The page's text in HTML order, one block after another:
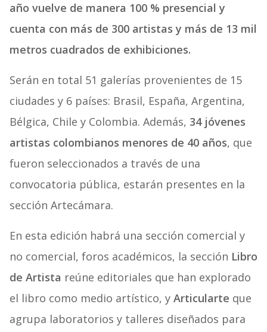
año vuelve de manera 100 % presencial y
cuenta con más de 300 artistas y más de 13 mil
metros cuadrados de exhibiciones.
Serán en total 51 galerías provenientes de 15
ciudades y 6 países: Brasil, España, Argentina,
Bélgica, Chile y Colombia. Además, 34 jóvenes
artistas colombianos menores de 40 años, que
fueron seleccionados a través de una
convocatoria pública, estarán presentes en la
sección Artecámara.
En esta edición habrá una sección comercial y
no comercial, foros académicos, la sección Libro
de Artista reúne editoriales que han explorado
el libro como medio artístico, y Articularte que
agrupa laboratorios y talleres diseñados para